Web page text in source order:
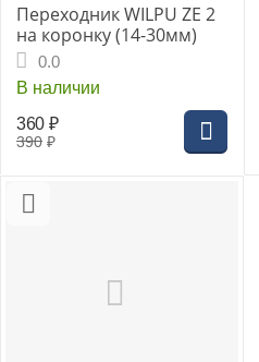
Переходник WILPU ZE 2
на коронку (14-30мм)
0.0
В наличии
390 ₽
360 ₽